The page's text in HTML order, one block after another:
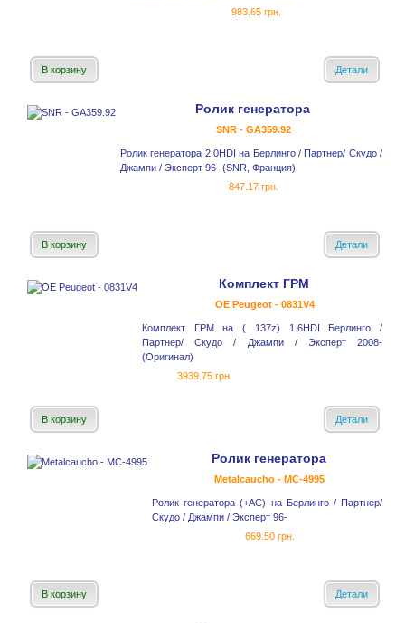
983.65 грн.
В корзину Детали
Ролик генератора
SNR - GA359.92
Ролик генератора 2.0HDI на Берлинго / Партнер/ Скудо /
Джампи / Эксперт 96- (SNR, Франция)
847.17 грн.
В корзину Детали
Комплект ГРМ
OE Peugeot - 0831V4
Комплект ГРМ на ( 137z) 1.6HDI Берлинго /
Партнер/ Скудо / Джампи / Эксперт 2008-
(Оригинал)
3939.75 грн.
В корзину Детали
Ролик генератора
Metalcaucho - MC-4995
Ролик генератора (+AC) на Берлинго / Партнер/
Скудо / Джампи / Эксперт 96-
669.50 грн.
В корзину Детали